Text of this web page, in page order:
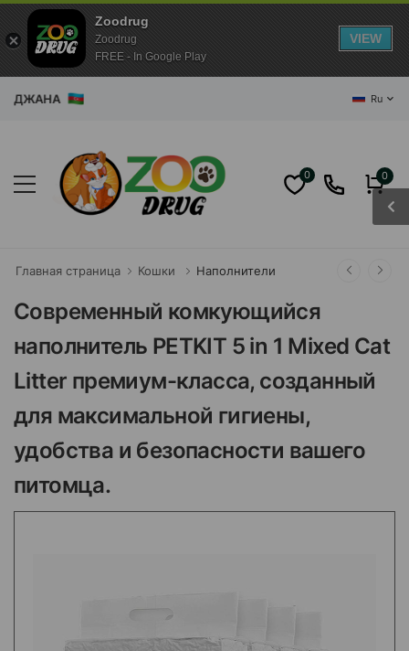
Ru
0 0
Главная страница Кошки Наполнители
Современный комкующийся
наполнитель PETKIT 5 in 1 Mixed Cat
Litter премиум-класса, созданный
для максимальной гигиены,
удобства и безопасности вашего
питомца.
Zoodrug
Zoodrug
FREE - In Google Play
VIEW